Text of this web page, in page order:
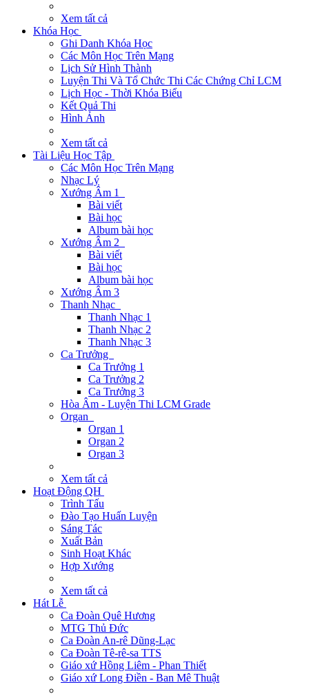
Xem tất cả
Khóa Học
Ghi Danh Khóa Học
Các Môn Học Trên Mạng
Lịch Sử Hình Thành
Luyện Thi Và Tổ Chức Thi Các Chứng Chỉ LCM
Lịch Học - Thời Khóa Biểu
Kết Quả Thi
Hình Ảnh
Xem tất cả
Tài Liệu Học Tập
Các Môn Học Trên Mạng
Nhạc Lý
Xướng Âm 1
Bài viết
Bài học
Album bài học
Xướng Âm 2
Bài viết
Bài học
Album bài học
Xướng Âm 3
Thanh Nhạc
Thanh Nhạc 1
Thanh Nhạc 2
Thanh Nhạc 3
Ca Trưởng
Ca Trưởng 1
Ca Trưởng 2
Ca Trưởng 3
Hòa Âm - Luyện Thi LCM Grade
Organ
Organ 1
Organ 2
Organ 3
Xem tất cả
Hoạt Động QH
Trình Tấu
Đào Tạo Huấn Luyện
Sáng Tác
Xuất Bản
Sinh Hoạt Khác
Hợp Xướng
Xem tất cả
Hát Lễ
Ca Đoàn Quê Hương
MTG Thủ Đức
Ca Đoàn An-rê Dũng-Lạc
Ca Đoàn Tê-rê-sa TTS
Giáo xứ Hồng Liêm - Phan Thiết
Giáo xứ Long Điền - Ban Mê Thuật